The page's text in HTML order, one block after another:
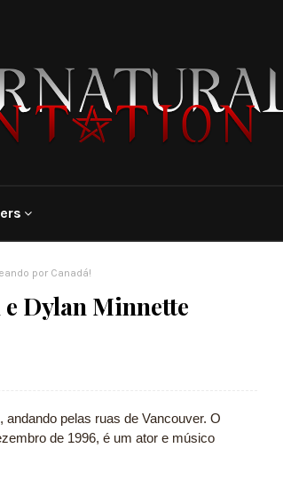
por Canadá!
Dylan Minnette
pelas ruas de Vancouver. O
de 1996, é um ator e músico